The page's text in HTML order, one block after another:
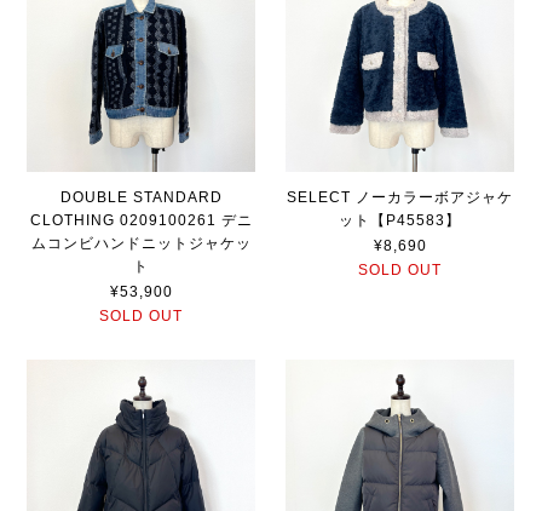
DOUBLE STANDARD
CLOTHING 0209100261 デニ
ムコンビハンドニットジャケッ
ト
¥53,900
SOLD OUT
SELECT ノーカラーボアジャケ
ット【P45583】
¥8,690
SOLD OUT